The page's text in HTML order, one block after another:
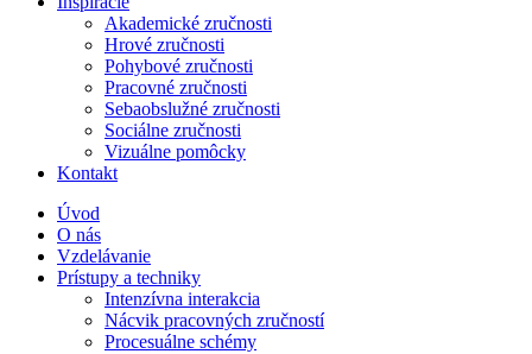
Akademické zručnosti
Hrové zručnosti
Pohybové zručnosti
Pracovné zručnosti
Sebaobslužné zručnosti
Sociálne zručnosti
Vizuálne pomôcky
Kontakt
Úvod
O nás
Vzdelávanie
Prístupy a techniky
Intenzívna interakcia
Nácvik pracovných zručností
Procesuálne schémy